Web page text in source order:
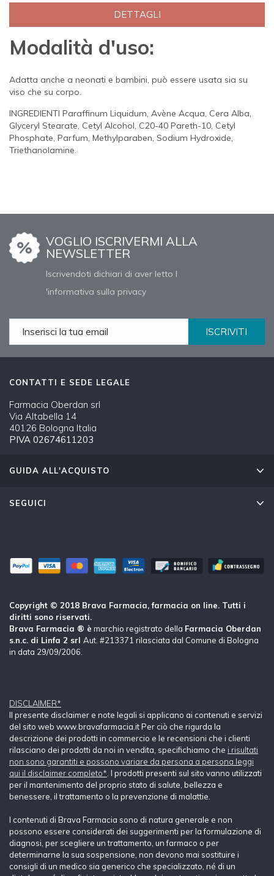
DETTAGLI
Modalità d'uso:
Adatta anche a neonati e bambini, può essere usata sia su
viso che su corpo.
INGREDIENTI Paraffinum Liquidum, Avène Acqua, Cera Alba,
Glyceryl Stearate, Cetyl Alcohol, C20-40 Pareth-10, Cetyl
Phosphate, Parfum, Methylparaben, Sodium Hydroxide,
Triethanolamine.
VOGLIO ISCRIVERMI ALLA
NEWSLETTER
Iscrivendoti dichiari di aver letto l
'informativa sulla privacy
ISCRIVITI
CONTATTI E SEDE LEGALE
Farmacia Oberdan srl
Via Altabella 14
40126 Bologna Italia
PIVA 02674611203
GUIDA ALL'ACQUISTO
SEGUICI
Copyright © 2018 Brava Farmacia, farmacia on line. Tutti i
diritti sono riservati.
Brava Farmacia ® è marchio registrato della Farmacia Oberdan
s.n.c. di Linfa 2 srl Aut. #213371 rilasciata dal Comune di Bologna
in data 29/09/2006.
DISCLAIMER*
Il presente disclaimer e note legali si applicano ai contenuti e servizi
del sito web www.bravafarmacia.it Per ciò che rigurda la
descrizione dei prodotti in commercio e le recensioni che i clienti
rilasciano dei prodotti da noi in vendita, specifichiamo che i risultati
non sono garantiti e possono variare da persona a persona leggi
qui il disclaimer completo* . I prodotti presenti sul sito vanno utilizzati
per il mantenimento del proprio stato di salute, bellezza e
benessere, il trattamento o la prevenzione di malattie.
I contenuti di Brava Farmacia sono di natura generale e non
possono essere considerati dei suggerimenti per la formulazione di
diagnosi, per scegliere un trattamento, un farmaco o per
determinarne la sua sospensione, non devono mai sostituire i
consigli di un medico sia generico che specializzato, né di un